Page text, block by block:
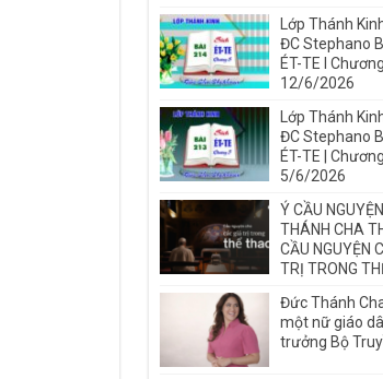
Lớp Thánh
ĐC Stephano
ÉT-TE I
12/6/2026
Lớp Thánh
ĐC Stephano
ÉT-TE |
5/6/2026
Ý CẦU
THÁNH CHA
CẦU NGUYỆN
TRỊ TRONG
Đức Thánh
một nữ giáo
trưởng Bộ